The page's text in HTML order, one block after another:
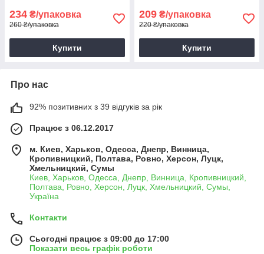
234 ₴/упаковка
260 ₴/упаковка
Купити
209 ₴/упаковка
220 ₴/упаковка
Купити
Про нас
92% позитивних з 39 відгуків за рік
Працює з 06.12.2017
м. Киев, Харьков, Одесса, Днепр, Винница,
Кропивницкий, Полтава, Ровно, Херсон, Луцк,
Хмельницкий, Сумы
Киев, Харьков, Одесса, Днепр, Винница, Кропивницкий,
Полтава, Ровно, Херсон, Луцк, Хмельницкий, Сумы,
Україна
Контакти
Сьогодні працює з 09:00 до 17:00
Показати весь графік роботи